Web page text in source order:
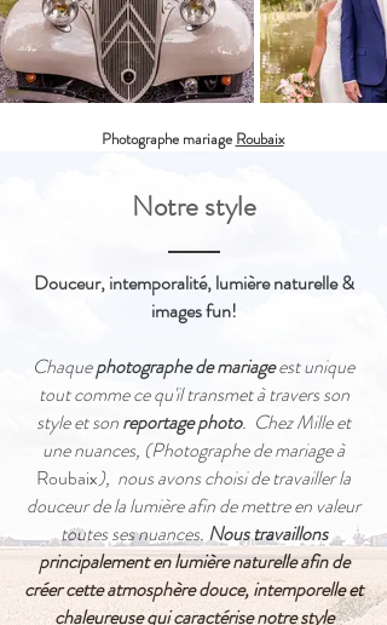
Photographe mariage Roubaix
Notre style
Douceur, intemporalité,lumière naturelle &
images fun!
Chaquephotographe de mariageest unique
tout comme ce qu'il transmet à travers son
style et sonreportage photo. Chez Mille et
une nuances, (Photographe de mariage à
Roubaix), nous avons choisi de travailler la
douceur de la lumière afin de mettre en valeur
toutes ses nuances.Nous travaillons
principalement en lumière naturelle afin de
créer cette atmosphère douce, intemporelle et
chaleureuse qui caractérise notre style